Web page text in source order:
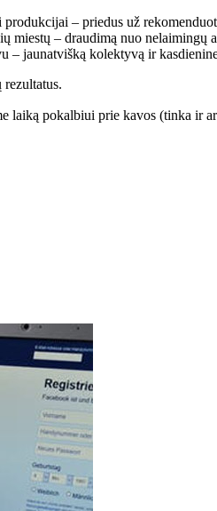
produkcijai – priedus už
miestų – draudimą nuo
– jaunatvišką kolektyvą ir
laiką pokalbiui prie kavos (tinka ir